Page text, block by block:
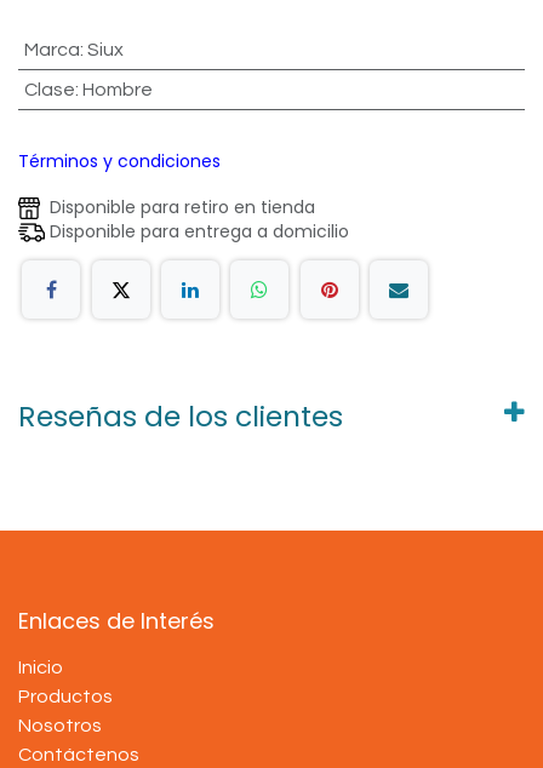
Marca: Siux
Clase: Hombre
Términos y condiciones
Disponible para retiro en tienda
Disponible para entrega a domicilio
Reseñas de los clientes
Enlaces de Interés
Inicio
Productos
Nosotros
Contáctenos